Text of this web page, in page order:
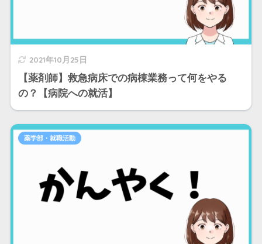
2021年10月25日
【薬剤師】救急病床での病棟業務って何をやる
の？【病院への就活】
薬学部・就職活動